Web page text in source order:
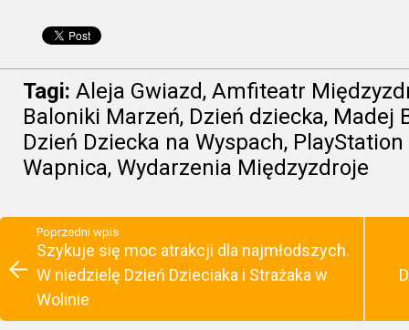
Tagi: Aleja Gwiazd, Amfiteatr
Baloniki Marzeń, Dzień dziecka, Madej
Dzień Dziecka na Wyspach, PlayStation
Wapnica, Wydarzenia Międzyzdroje
Poprzedni wpis
Szykuje się moc atrakcji dla najmłodszych.
W niedzielę Dzień Dzieciaka i Strażaka w
Wolinie